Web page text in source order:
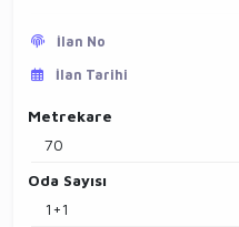
İlan No
İlan Tarihi
Metrekare
70
Oda Sayısı
1+1